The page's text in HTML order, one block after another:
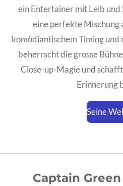
ein Entertainer mit Leib und
eine perfekte Mischung
komödiantischem Timing
beherrscht die grosse
Close-up-Magie und
Erinnerung
Seine
Captain